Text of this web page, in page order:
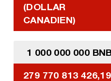
(DOLLAR
CANADIEN)
1 000 000 000
279 770 813 426,19